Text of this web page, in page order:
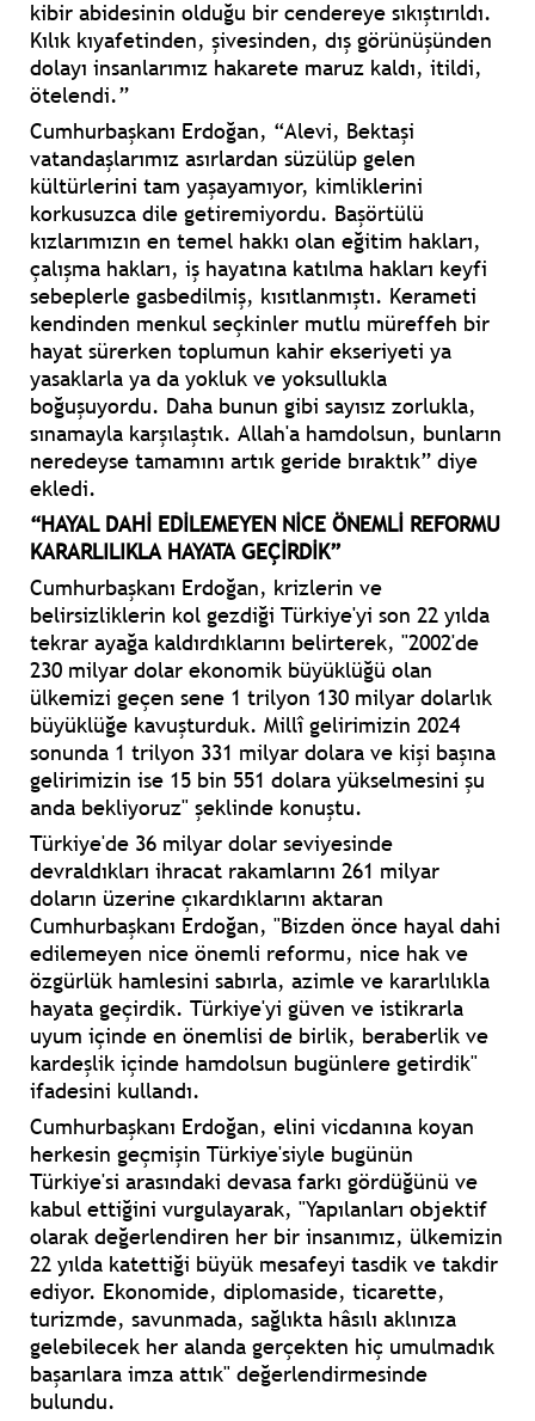
kibir abidesinin olduğu bir cendereye sıkıştırıldı.
Kılık kıyafetinden, şivesinden, dış görünüşünden
dolayı insanlarımız hakarete maruz kaldı, itildi,
ötelendi.”
Cumhurbaşkanı Erdoğan, “Alevi, Bektaşi
vatandaşlarımız asırlardan süzülüp gelen
kültürlerini tam yaşayamıyor, kimliklerini
korkusuzca dile getiremiyordu. Başörtülü
kızlarımızın en temel hakkı olan eğitim hakları,
çalışma hakları, iş hayatına katılma hakları keyfi
sebeplerle gasbedilmiş, kısıtlanmıştı. Kerameti
kendinden menkul seçkinler mutlu müreffeh bir
hayat sürerken toplumun kahir ekseriyeti ya
yasaklarla ya da yokluk ve yoksullukla
boğuşuyordu. Daha bunun gibi sayısız zorlukla,
sınamayla karşılaştık. Allah'a hamdolsun, bunların
neredeyse tamamını artık geride bıraktık” diye
ekledi.
“HAYAL DAHİ EDİLEMEYEN NİCE ÖNEMLİ REFORMU
KARARLILIKLA HAYATA GEÇİRDİK”
Cumhurbaşkanı Erdoğan, krizlerin ve
belirsizliklerin kol gezdiği Türkiye'yi son 22 yılda
tekrar ayağa kaldırdıklarını belirterek, "2002'de
230 milyar dolar ekonomik büyüklüğü olan
ülkemizi geçen sene 1 trilyon 130 milyar dolarlık
büyüklüğe kavuşturduk. Millî gelirimizin 2024
sonunda 1 trilyon 331 milyar dolara ve kişi başına
gelirimizin ise 15 bin 551 dolara yükselmesini şu
anda bekliyoruz" şeklinde konuştu.
Türkiye'de 36 milyar dolar seviyesinde
devraldıkları ihracat rakamlarını 261 milyar
doların üzerine çıkardıklarını aktaran
Cumhurbaşkanı Erdoğan, "Bizden önce hayal dahi
edilemeyen nice önemli reformu, nice hak ve
özgürlük hamlesini sabırla, azimle ve kararlılıkla
hayata geçirdik. Türkiye'yi güven ve istikrarla
uyum içinde en önemlisi de birlik, beraberlik ve
kardeşlik içinde hamdolsun bugünlere getirdik"
ifadesini kullandı.
Cumhurbaşkanı Erdoğan, elini vicdanına koyan
herkesin geçmişin Türkiye'siyle bugünün
Türkiye'si arasındaki devasa farkı gördüğünü ve
kabul ettiğini vurgulayarak, "Yapılanları objektif
olarak değerlendiren her bir insanımız, ülkemizin
22 yılda katettiği büyük mesafeyi tasdik ve takdir
ediyor. Ekonomide, diplomaside, ticarette,
turizmde, savunmada, sağlıkta hâsılı aklınıza
gelebilecek her alanda gerçekten hiç umulmadık
başarılara imza attık" değerlendirmesinde
bulundu.